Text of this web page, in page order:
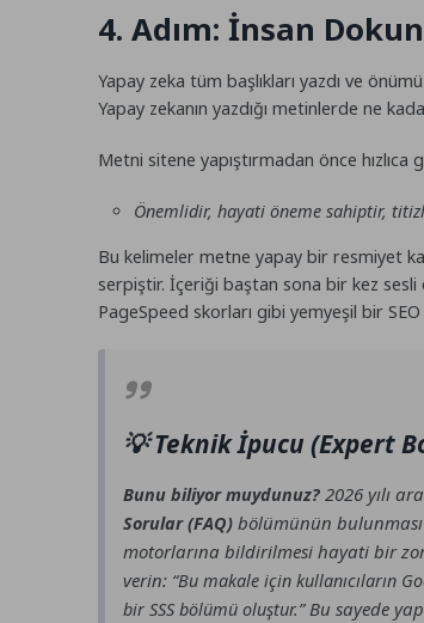
4. Adım: İnsan
Yapay zeka tüm başlıkları yazdı ve
Yapay zekanın yazdığı metinlerde ne
Metni sitene yapıştırmadan önce
Önemlidir, hayati öneme sahiptir,
Bu kelimeler metne yapay bir resmiyet
serpiştir. İçeriği baştan sona bir kez
PageSpeed skorları gibi yemyeşil bir SEO
💡 Teknik İpucu (Expert
Bunu biliyor muydunuz? 2026 yılı
Sorular (FAQ) bölümünün
motorlarına bildirilmesi hayati bir
verin: “Bu makale için kullanıcıların
bir SSS bölümü oluştur.”Bu sayede